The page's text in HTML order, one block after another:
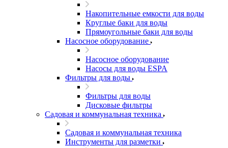
Накопительные емкости для воды
Круглые баки для воды
Прямоугольные баки для воды
Насосное оборудование
Насосное оборудование
Насосы для воды ESPA
Фильтры для воды
Фильтры для воды
Дисковые фильтры
Садовая и коммунальная техника
Садовая и коммунальная техника
Инструменты для разметки